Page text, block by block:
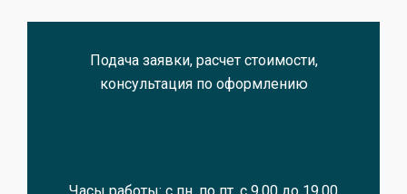
Подача заявки, расчет стоимости,
консультация по оформлению